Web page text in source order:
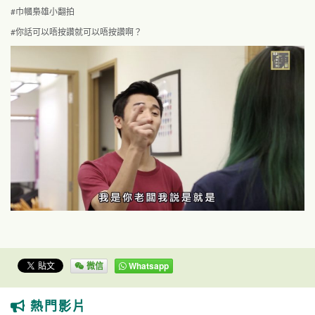
#巾幗梟雄小翻拍
#你話可以唔按讚就可以唔按讚啊？
微信 Whatsapp
熱門影片